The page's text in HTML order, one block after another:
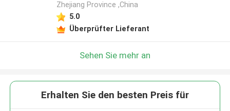
Zhejiang Province ,China
5.0
Überprüfter Lieferant
Sehen Sie mehr an
Erhalten Sie den besten Preis für